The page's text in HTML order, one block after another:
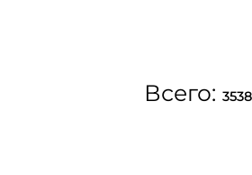
Всего: